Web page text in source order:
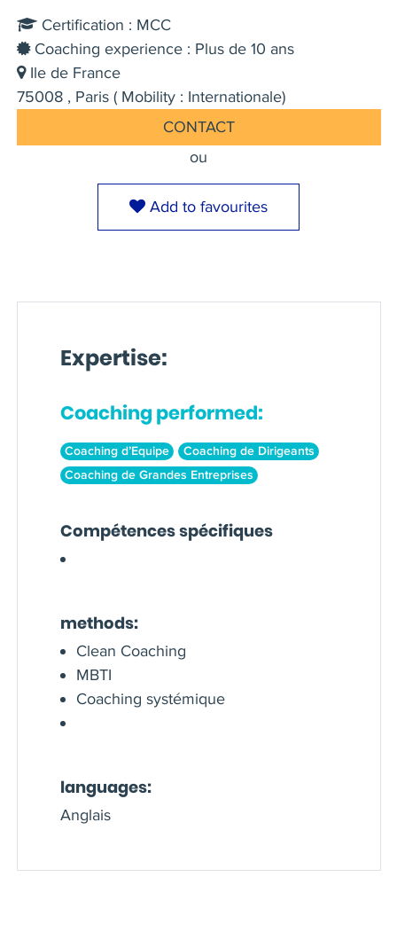
Certification : MCC
Coaching experience : Plus de 10 ans
Ile de France
75008 , Paris ( Mobility : Internationale)
CONTACT
ou
Add to favourites
Expertise:
Coaching performed:
Coaching d’Equipe
Coaching de Dirigeants
Coaching de Grandes Entreprises
Compétences spécifiques
methods:
Clean Coaching
MBTI
Coaching systémique
languages:
Anglais